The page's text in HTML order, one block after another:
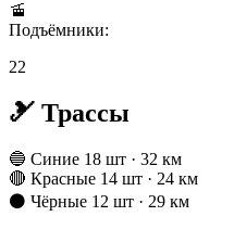
🚡
Подъёмники:
22
🎿 Трассы
🔵 Синие 18 шт · 32 км
🔴 Красные 14 шт · 24 км
⚫ Чёрные 12 шт · 29 км